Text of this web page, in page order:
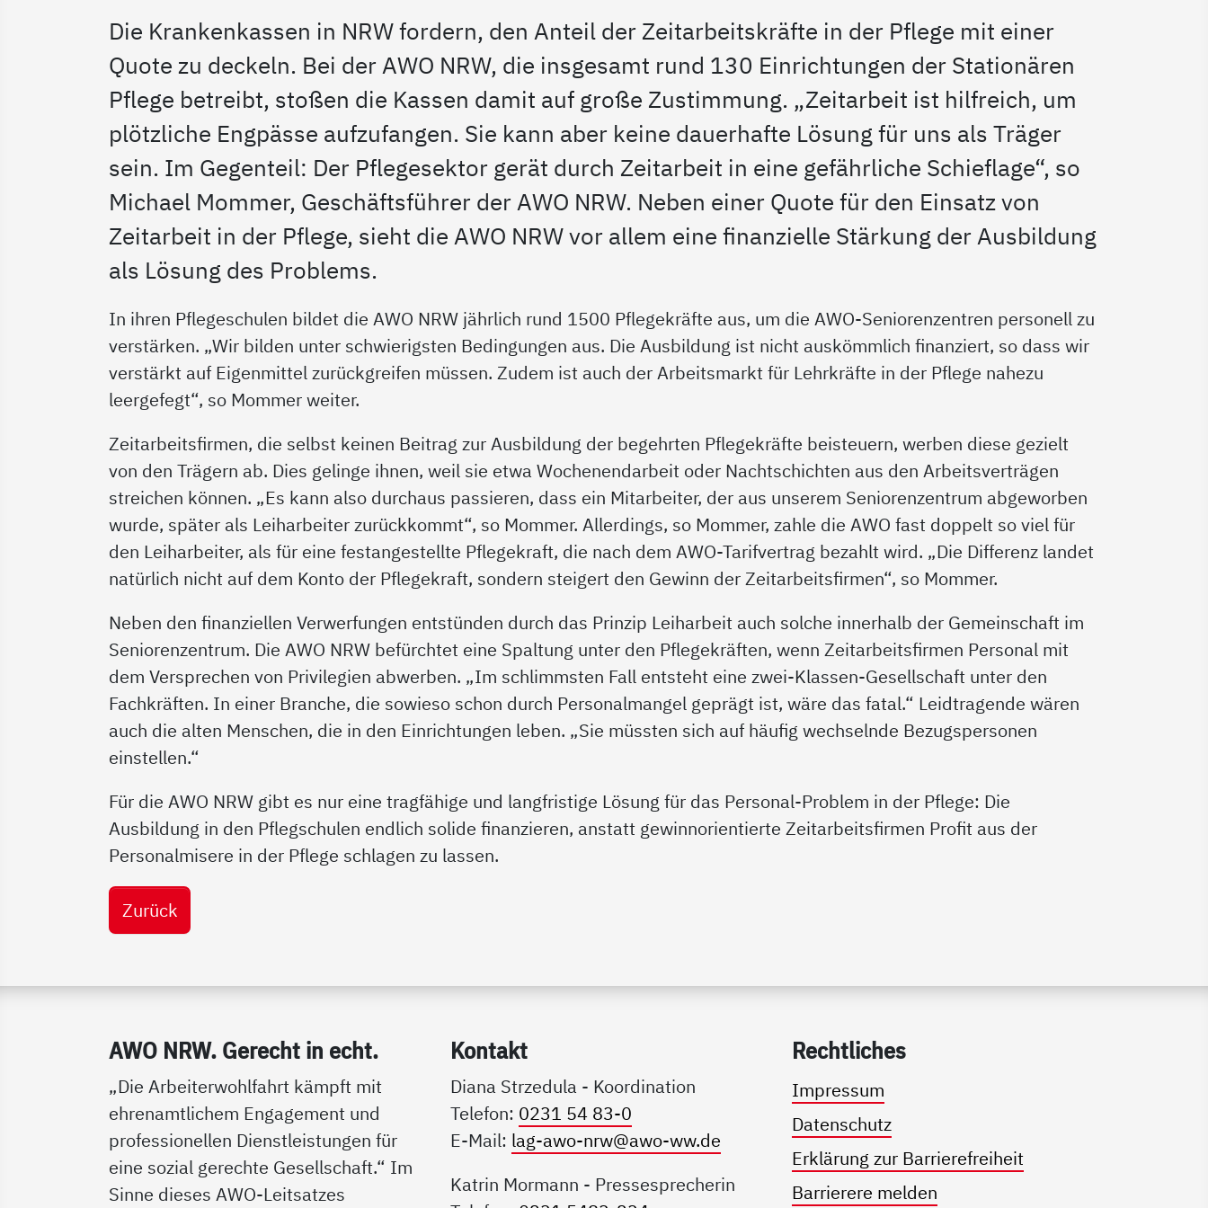
Die Krankenkassen in NRW fordern, den Anteil der Zeitarbeitskräfte in der Pflege mit einer
Quote zu deckeln. Bei der AWO NRW, die insgesamt rund 130 Einrichtungen der Stationären
Pflege betreibt, stoßen die Kassen damit auf große Zustimmung. „Zeitarbeit ist hilfreich, um
plötzliche Engpässe aufzufangen. Sie kann aber keine dauerhafte Lösung für uns als Träger
sein. Im Gegenteil: Der Pflegesektor gerät durch Zeitarbeit in eine gefährliche Schieflage“, so
Michael Mommer, Geschäftsführer der AWO NRW. Neben einer Quote für den Einsatz von
Zeitarbeit in der Pflege, sieht die AWO NRW vor allem eine finanzielle Stärkung der Ausbildung
als Lösung des Problems.
In ihren Pflegeschulen bildet die AWO NRW jährlich rund 1500 Pflegekräfte aus, um die AWO-Seniorenzentren personell zu
verstärken. „Wir bilden unter schwierigsten Bedingungen aus. Die Ausbildung ist nicht auskömmlich finanziert, so dass wir
verstärkt auf Eigenmittel zurückgreifen müssen. Zudem ist auch der Arbeitsmarkt für Lehrkräfte in der Pflege nahezu
leergefegt“, so Mommer weiter.
Zeitarbeitsfirmen, die selbst keinen Beitrag zur Ausbildung der begehrten Pflegekräfte beisteuern, werben diese gezielt
von den Trägern ab. Dies gelinge ihnen, weil sie etwa Wochenendarbeit oder Nachtschichten aus den Arbeitsverträgen
streichen können. „Es kann also durchaus passieren, dass ein Mitarbeiter, der aus unserem Seniorenzentrum abgeworben
wurde, später als Leiharbeiter zurückkommt“, so Mommer. Allerdings, so Mommer, zahle die AWO fast doppelt so viel für
den Leiharbeiter, als für eine festangestellte Pflegekraft, die nach dem AWO-Tarifvertrag bezahlt wird. „Die Differenz landet
natürlich nicht auf dem Konto der Pflegekraft, sondern steigert den Gewinn der Zeitarbeitsfirmen“, so Mommer.
Neben den finanziellen Verwerfungen entstünden durch das Prinzip Leiharbeit auch solche innerhalb der Gemeinschaft im
Seniorenzentrum. Die AWO NRW befürchtet eine Spaltung unter den Pflegekräften, wenn Zeitarbeitsfirmen Personal mit
dem Versprechen von Privilegien abwerben. „Im schlimmsten Fall entsteht eine zwei-Klassen-Gesellschaft unter den
Fachkräften. In einer Branche, die sowieso schon durch Personalmangel geprägt ist, wäre das fatal.“ Leidtragende wären
auch die alten Menschen, die in den Einrichtungen leben. „Sie müssten sich auf häufig wechselnde Bezugspersonen
einstellen.“
Für die AWO NRW gibt es nur eine tragfähige und langfristige Lösung für das Personal-Problem in der Pflege: Die
Ausbildung in den Pflegschulen endlich solide finanzieren, anstatt gewinnorientierte Zeitarbeitsfirmen Profit aus der
Personalmisere in der Pflege schlagen zu lassen.
Zurück
Service Informationen
AWO NRW. Ge­recht in echt.
„Die Arbeiterwohlfahrt kämpft mit
ehrenamtlichem Engagement und
professionellen Dienstleistungen für
eine sozial gerechte Gesellschaft.“ Im
Sinne dieses AWO-Leitsatzes
Kon­takt
Diana Strzedula - Koordination
Telefon: 0231 54 83-0
E-Mail: lag-awo-nrw@awo-ww.de
Katrin Mormann - Pressesprecherin
Recht­li­ches
Impressum
Datenschutz
Erklärung zur Barrierefreiheit
Barrierere melden